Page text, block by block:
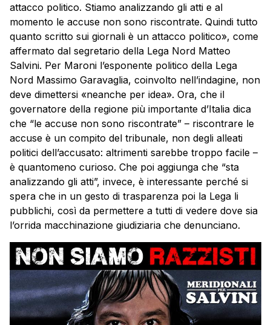
attacco politico. Stiamo analizzando gli atti e al
momento le accuse non sono riscontrate. Quindi tutto
quanto scritto sui giornali è un attacco politico», come
affermato dal segretario della Lega Nord Matteo
Salvini. Per Maroni l’esponente politico della Lega
Nord Massimo Garavaglia, coinvolto nell’indagine, non
deve dimettersi «neanche per idea». Ora, che il
governatore della regione più importante d’Italia dica
che “le accuse non sono riscontrate” – riscontrare le
accuse è un compito del tribunale, non degli alleati
politici dell’accusato: altrimenti sarebbe troppo facile –
è quantomeno curioso. Che poi aggiunga che “sta
analizzando gli atti”, invece, è interessante perché si
spera che in un gesto di trasparenza poi la Lega li
pubblichi, così da permettere a tutti di vedere dove sia
l’orrida macchinazione giudiziaria che denunciano.